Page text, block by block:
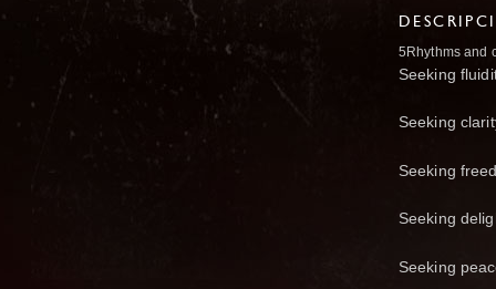
5Rhythms and
Seeking
Seeking
Seeking
Seeking
Seeking